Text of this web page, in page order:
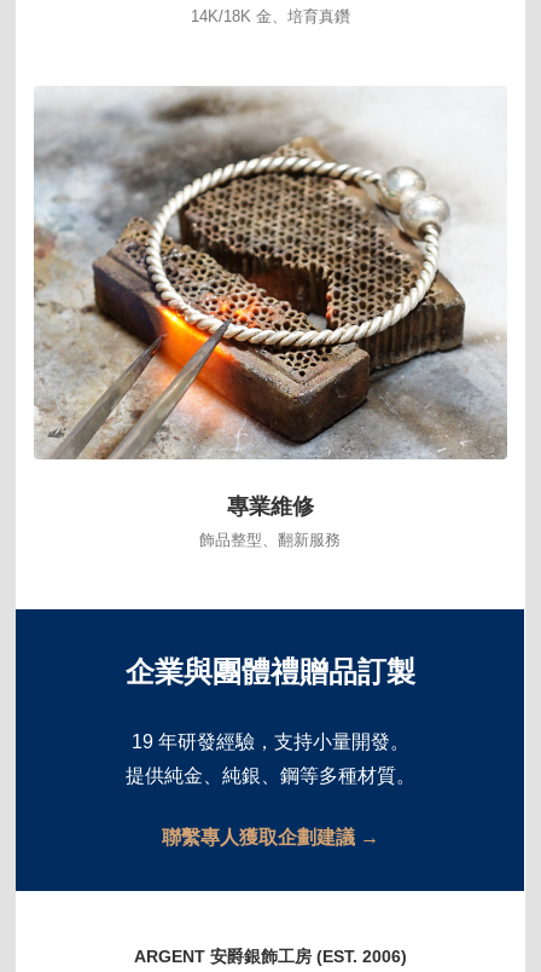
14K/18K 金、培育真鑽
專業維修
飾品整型、翻新服務
企業與團體禮贈品訂製
19 年研發經驗，支持小量開發。
提供純金、純銀、鋼等多種材質。
聯繫專人獲取企劃建議 →
ARGENT 安爵銀飾工房 (EST. 2006)